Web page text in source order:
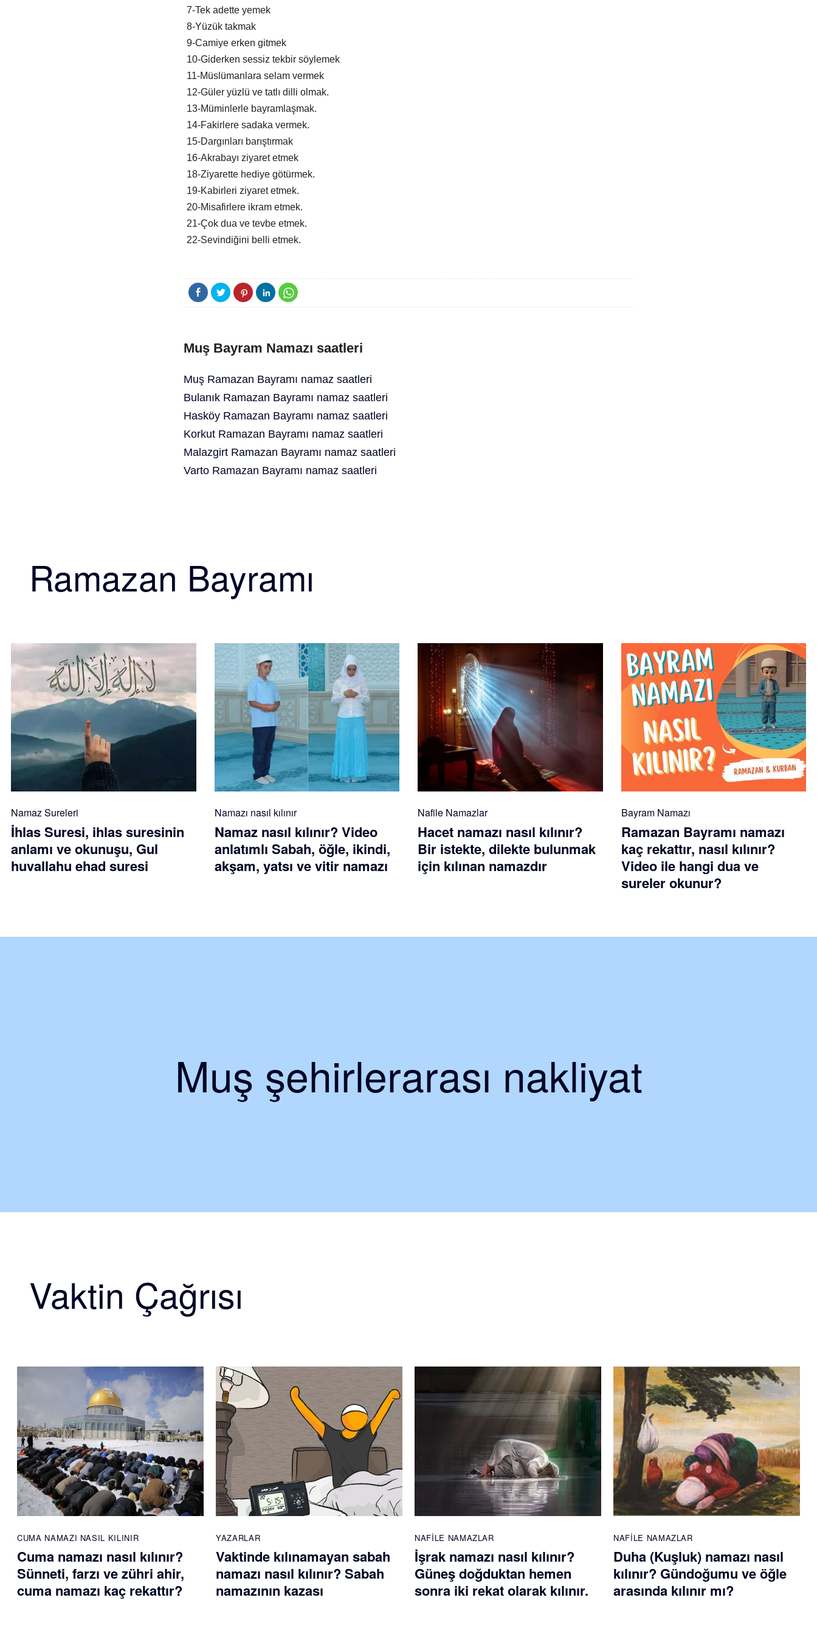
7-Tek adette yemek
8-Yüzük takmak
9-Camiye erken gitmek
10-Giderken sessiz tekbir söylemek
11-Müslümanlara selam vermek
12-Güler yüzlü ve tatlı dilli olmak.
13-Müminlerle bayramlaşmak.
14-Fakirlere sadaka vermek.
15-Dargınları barıştırmak
16-Akrabayı ziyaret etmek
18-Ziyarette hediye götürmek.
19-Kabirleri ziyaret etmek.
20-Misafirlere ikram etmek.
21-Çok dua ve tevbe etmek.
22-Sevindiğini belli etmek.
Muş Bayram Namazı saatleri
Muş Ramazan Bayramı namaz saatleri
Bulanık Ramazan Bayramı namaz saatleri
Hasköy Ramazan Bayramı namaz saatleri
Korkut Ramazan Bayramı namaz saatleri
Malazgirt Ramazan Bayramı namaz saatleri
Varto Ramazan Bayramı namaz saatleri
Ramazan Bayramı
Namaz Sureleri
İhlas Suresi, ihlas suresinin
anlamı ve okunuşu, Gul
huvallahu ehad suresi
Namazı nasıl kılınır
Namaz nasıl kılınır? Video
anlatımlı Sabah, öğle, ikindi,
akşam, yatsı ve vitir namazı
Nafile Namazlar
Hacet namazı nasıl kılınır?
Bir istekte, dilekte bulunmak
için kılınan namazdır
Bayram Namazı
Ramazan Bayramı namazı
kaç rekattır, nasıl kılınır?
Video ile hangi dua ve
sureler okunur?
Muş şehirlerarası nakliyat
Vaktin Çağrısı
CUMA NAMAZI NASIL KILINIR
Cuma namazı nasıl kılınır?
Sünneti, farzı ve zühri ahir,
cuma namazı kaç rekattır?
YAZARLAR
Vaktinde kılınamayan sabah
namazı nasıl kılınır? Sabah
namazının kazası
NAFILE NAMAZLAR
İşrak namazı nasıl kılınır?
Güneş doğduktan hemen
sonra iki rekat olarak kılınır.
NAFILE NAMAZLAR
Duha (Kuşluk) namazı nasıl
kılınır? Gündoğumu ve öğle
arasında kılınır mı?